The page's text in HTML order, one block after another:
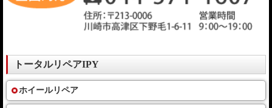
トータルリペアIPY
ホイールリペア